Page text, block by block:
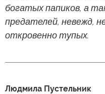
богатых папиков, а
предателей, невежд,
откровенно тупых.
Людмила Пустельник